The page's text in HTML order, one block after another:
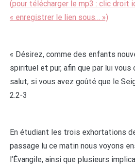
(pour télécharger le mp3 : clic droit
« enregistrer le lien sous… »)
« Désirez, comme des enfants
spirituel et pur, afin que par lui
salut, si vous avez goûté que le
2.2-3
En étudiant les trois exhortations
passage lu ce matin nous voyons
l’Évangile, ainsi que plusieurs